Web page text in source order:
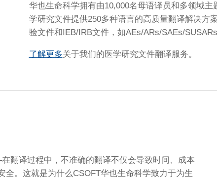
华也生命科学拥有由10,000名母语译员和多领域
学研究文件提供250多种语言的高质量翻译解决方
验文件和IEB/IRB文件，如AEs/ARs/SAEs/SUSARs
了解更多关于我们的医学研究文件翻译服务。
翻译过程中，不准确的翻译不仅会导致时间、成本
。这就是为什么CSOFT华也生命科学致力于为生